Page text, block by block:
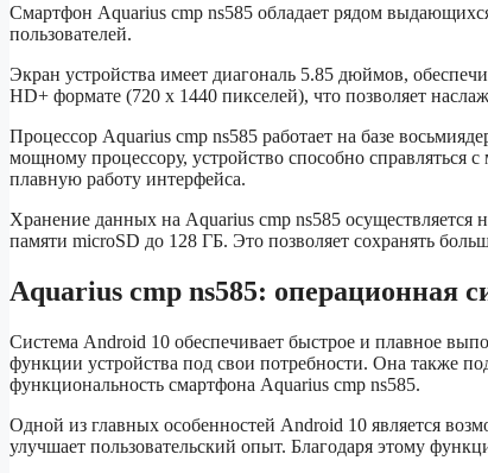
Смартфон Aquarius cmp ns585 обладает рядом
пользователей.
Экран устройства имеет диагональ 5.85 дюймов,
HD+ формате (720 x 1440 пикселей), что позволяет
Процессор Aquarius cmp ns585 работает на базе
мощному процессору, устройство способно справляться
плавную работу интерфейса.
Хранение данных на Aquarius cmp ns585
памяти microSD до 128 ГБ. Это позволяет сохранять
Aquarius cmp ns585: операционная
Система Android 10 обеспечивает быстрое и плавное
функции устройства под свои потребности. Она также
функциональность смартфона Aquarius cmp ns585.
Одной из главных особенностей Android 10 является
улучшает пользовательский опыт. Благодаря этому